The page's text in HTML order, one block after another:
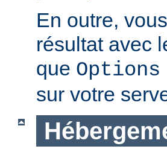
En outre,
résultat avec
que Options
sur votre